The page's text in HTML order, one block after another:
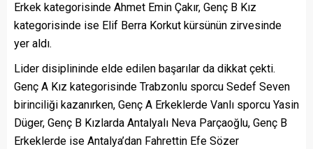
Erkek kategorisinde Ahmet Emin Çakır, Genç B Kız
kategorisinde ise Elif Berra Korkut kürsünün zirvesinde
yer aldı.
Lider disiplininde elde edilen başarılar da dikkat çekti.
Genç A Kız kategorisinde Trabzonlu sporcu Sedef Seven
birinciliği kazanırken, Genç A Erkeklerde Vanlı sporcu Yasin
Düger, Genç B Kızlarda Antalyalı Neva Parçaoğlu, Genç B
Erkeklerde ise Antalya’dan Fahrettin Efe Sözer